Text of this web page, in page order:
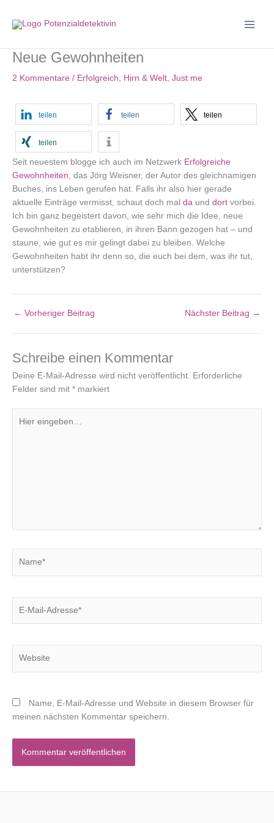
Inhalt
Neue Gewohnheiten
2 Kommentare / Erfolgreich, Hirn & Welt, Just me
teilen teilen teilen
teilen
Seit neuestem blogge ich auch im Netzwerk Erfolgreiche
Gewohnheiten, das Jörg Weisner, der Autor des gleichnamigen
Buches, ins Leben gerufen hat. Falls ihr also hier gerade
aktuelle Einträge vermisst, schaut doch mal da und dort vorbei.
Ich bin ganz begeistert davon, wie sehr mich die Idee, neue
Gewohnheiten zu etablieren, in ihren Bann gezogen hat – und
staune, wie gut es mir gelingt dabei zu bleiben. Welche
Gewohnheiten habt ihr denn so, die euch bei dem, was ihr tut,
unterstützen?
← Vorheriger Beitrag Nächster Beitrag →
Schreibe einen Kommentar
Deine E-Mail-Adresse wird nicht veröffentlicht. Erforderliche
Felder sind mit * markiert
eingeben…
Mail-
Name, E-Mail-Adresse und Website in diesem Browser für
meinen nächsten Kommentar speichern.